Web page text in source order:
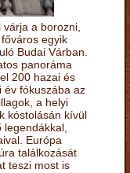
várja a borozni,
egyik
Budai Várban.
panoráma
200 hazai és
év fókuszába az
a helyi
kóstolásán kívül
legendákkal,
Európa
találkozását
teszi most is